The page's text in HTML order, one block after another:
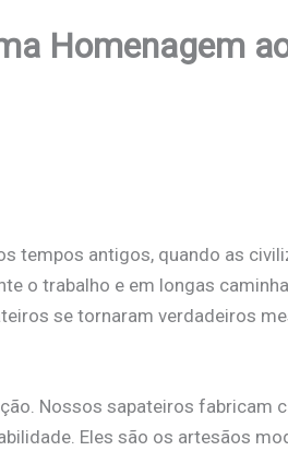
Homenagem
tempos antigos, quando as
o trabalho e em longas
se tornaram verdadeiros
Nossos sapateiros fabricam
Eles são os artesãos